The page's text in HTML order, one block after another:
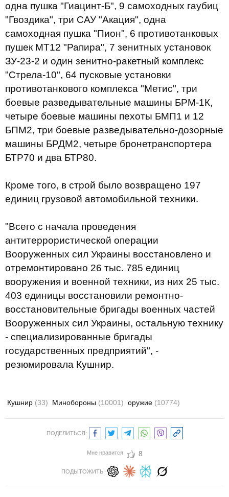
одна пушка "Гиацинт-Б", 9 самоходных гаубиц
"Гвоздика", три САУ "Акация", одна
самоходная пушка "Пион", 6 противотанковых
пушек МТ12 "Рапира", 7 зенитных установок
ЗУ-23-2 и один зенитно-ракетный комплекс
"Стрела-10", 64 пусковые установки
противотанкового комплекса "Метис", три
боевые разведывательные машины БРМ-1К,
четыре боевые машины пехоты БМП1 и 12
БПМ2, три боевые разведывательно-дозорные
машины БРДМ2, четыре бронетранспортера
БТР70 и два БТР80.
Кроме того, в строй было возвращено 197
единиц грузовой автомобильной техники.
"Всего с начала проведения
антитеррористической операции
Вооруженных сил Украины восстановлено и
отремонтировано 26 тыс. 785 единиц
вооружения и военной техники, из них 25 тыс.
403 единицы восстановили ремонтно-
восстановительные бригады военных частей
Вооруженных сил Украины, остальную технику
- специализированные бригады
государственных предприятий", -
резюмировала Кушнир.
Кушнир (33) Минобороны (10001) оружие (10774)
ПОДЕЛИТЬСЯ:
Мне нравится 8
ПОДЫТОЖИТЬ: